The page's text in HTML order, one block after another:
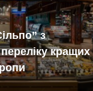
з
кращих